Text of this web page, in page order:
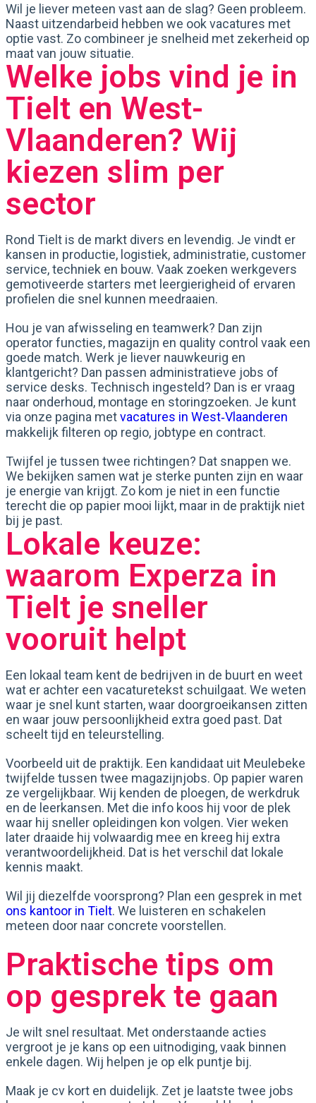
Wil je liever meteen vast aan de slag? Geen probleem.
Naast uitzendarbeid hebben we ook vacatures met
optie vast. Zo combineer je snelheid met zekerheid op
maat van jouw situatie.
Welke jobs vind je in
Tielt en West-
Vlaanderen? Wij
kiezen slim per
sector
Rond Tielt is de markt divers en levendig. Je vindt er
kansen in productie, logistiek, administratie, customer
service, techniek en bouw. Vaak zoeken werkgevers
gemotiveerde starters met leergierigheid of ervaren
profielen die snel kunnen meedraaien.
Hou je van afwisseling en teamwerk? Dan zijn
operator functies, magazijn en quality control vaak een
goede match. Werk je liever nauwkeurig en
klantgericht? Dan passen administratieve jobs of
service desks. Technisch ingesteld? Dan is er vraag
naar onderhoud, montage en storingzoeken. Je kunt
via onze pagina metvacatures in West‑Vlaanderen
makkelijk filteren op regio, jobtype en contract.
Twijfel je tussen twee richtingen? Dat snappen we.
We bekijken samen wat je sterke punten zijn en waar
je energie van krijgt. Zo kom je niet in een functie
terecht die op papier mooi lijkt, maar in de praktijk niet
bij je past.
Lokale keuze:
waarom Experza in
Tielt je sneller
vooruit helpt
Een lokaal team kent de bedrijven in de buurt en weet
wat er achter een vacaturetekst schuilgaat. We weten
waar je snel kunt starten, waar doorgroeikansen zitten
en waar jouw persoonlijkheid extra goed past. Dat
scheelt tijd en teleurstelling.
Voorbeeld uit de praktijk. Een kandidaat uit Meulebeke
twijfelde tussen twee magazijnjobs. Op papier waren
ze vergelijkbaar. Wij kenden de ploegen, de werkdruk
en de leerkansen. Met die info koos hij voor de plek
waar hij sneller opleidingen kon volgen. Vier weken
later draaide hij volwaardig mee en kreeg hij extra
verantwoordelijkheid. Dat is het verschil dat lokale
kennis maakt.
Wil jij diezelfde voorsprong? Plan een gesprek in met
ons kantoor in Tielt. We luisteren en schakelen
meteen door naar concrete voorstellen.
Praktische tips om
op gesprek te gaan
Je wilt snel resultaat. Met onderstaande acties
vergroot je je kans op een uitnodiging, vaak binnen
enkele dagen. Wij helpen je op elk puntje bij.
Maak je cv kort en duidelijk. Zet je laatste twee jobs